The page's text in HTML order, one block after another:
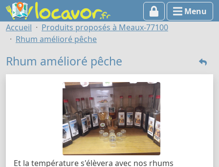
Menu
Accueil
Produits proposés à Meaux-77100
Rhum amélioré pêche
Rhum amélioré pêche
Et la température s'élèvera avec nos rhums